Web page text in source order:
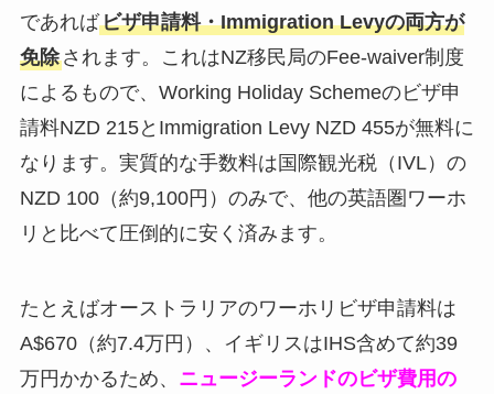
であればビザ申請料・Immigration Levyの両方が
免除されます。これはNZ移民局のFee-waiver制度
によるもので、Working Holiday Schemeのビザ申
請料NZD 215とImmigration Levy NZD 455が無料に
なります。実質的な手数料は国際観光税（IVL）の
NZD 100（約9,100円）のみで、他の英語圏ワーホ
リと比べて圧倒的に安く済みます。
たとえばオーストラリアのワーホリビザ申請料は
A$670（約7.4万円）、イギリスはIHS含めて約39
万円かかるため、 ニュージーランドのビザ費用の